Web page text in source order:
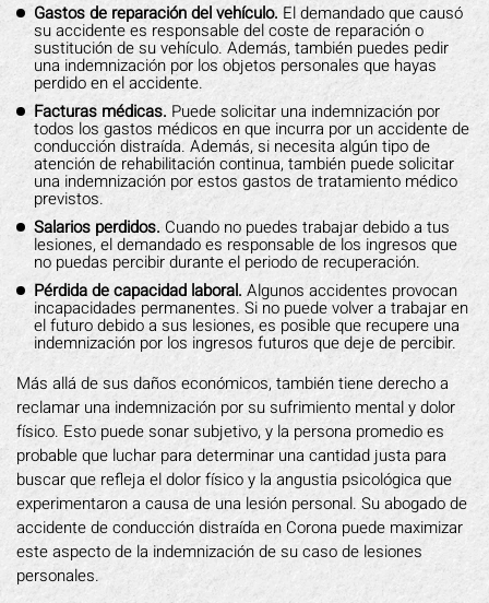
Gastos de reparación del vehículo. El demandado que causó
su accidente es responsable del coste de reparación o
sustitución de su vehículo. Además, también puedes pedir
una indemnización por los objetos personales que hayas
perdido en el accidente.
Facturas médicas. Puede solicitar una indemnización por
todos los gastos médicos en que incurra por un accidente de
conducción distraída. Además, si necesita algún tipo de
atención de rehabilitación continua, también puede solicitar
una indemnización por estos gastos de tratamiento médico
previstos.
Salarios perdidos. Cuando no puedes trabajar debido a tus
lesiones, el demandado es responsable de los ingresos que
no puedas percibir durante el periodo de recuperación.
Pérdida de capacidad laboral.Algunos accidentes provocan
incapacidades permanentes. Si no puede volver a trabajar en
el futuro debido a sus lesiones, es posible que recupere una
indemnización por los ingresos futuros que deje de percibir.
Más allá de sus daños económicos, también tiene derecho a
reclamar una indemnización por su sufrimiento mental y dolor
físico. Esto puede sonar subjetivo, y la persona promedio es
probable que luchar para determinar una cantidad justa para
buscar que refleja el dolor físico y la angustia psicológica que
experimentaron a causa de una lesión personal. Su abogado de
accidente de conducción distraída en Corona puede maximizar
este aspecto de la indemnización de su caso de lesiones
personales.